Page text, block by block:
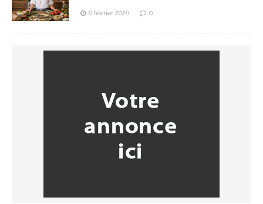
6 février 2026 0